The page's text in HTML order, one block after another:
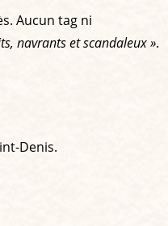
Aucun tag ni
navrants et scandaleux ».
Denis.